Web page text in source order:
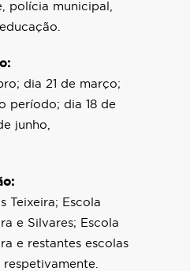
polícia municipal,
dia 21 de março;
período; dia 18 de
junho,
Teixeira; Escola
e Silvares; Escola
e restantes escolas